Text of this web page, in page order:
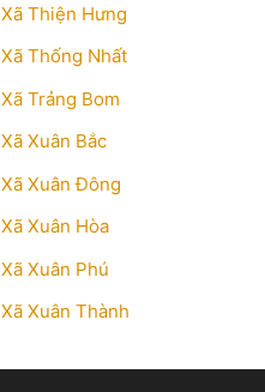
Xã Thiện Hưng
Xã Thống Nhất
Xã Trảng Bom
Xã Xuân Bắc
Xã Xuân Đông
Xã Xuân Hòa
Xã Xuân Phú
Xã Xuân Thành